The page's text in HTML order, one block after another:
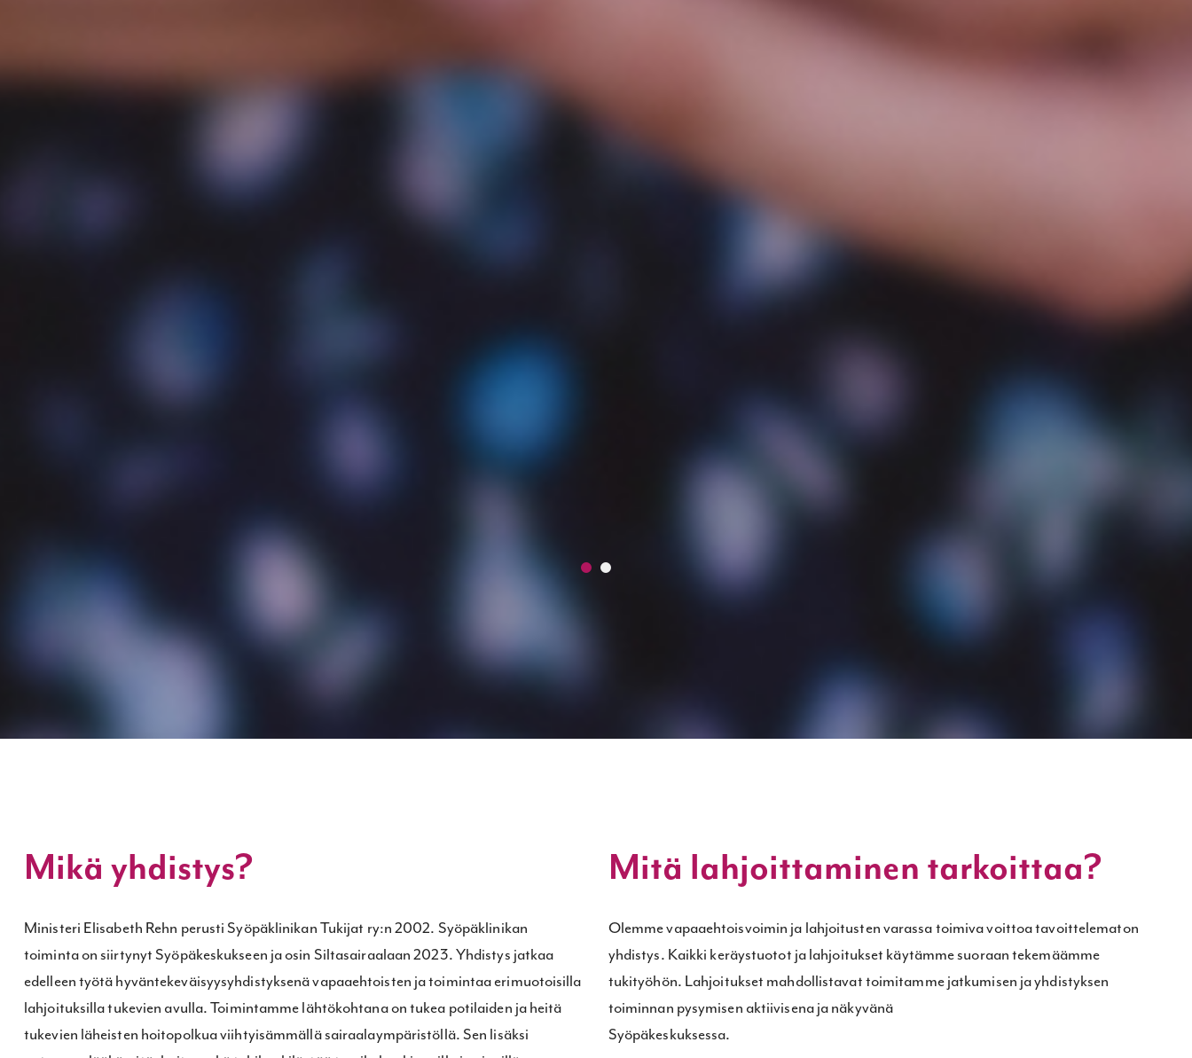
Mikä yhdistys?
Ministeri Elisabeth Rehn perusti Syöpäklinikan Tukijat ry:n 2002. Syöpäklinikan
toiminta on siirtynyt Syöpäkeskukseen ja osin Siltasairaalaan 2023. Yhdistys jatkaa
edelleen työtä hyväntekeväisyysyhdistyksenä vapaaehtoisten ja toimintaa erimuotoisilla
lahjoituksilla tukevien avulla. Toimintamme lähtökohtana on tukea potilaiden ja heitä
tukevien läheisten hoitopolkua viihtyisämmällä sairaalaympäristöllä. Sen lisäksi
Mitä lahjoittaminen tarkoittaa?
Olemme vapaaehtoisvoimin ja lahjoitusten varassa toimiva voittoa tavoittelematon
yhdistys. Kaikki keräystuotot ja lahjoitukset käytämme suoraan tekemäämme
tukityöhön. Lahjoitukset mahdollistavat toimitamme jatkumisen ja yhdistyksen
toiminnan pysymisen aktiivisena ja näkyvänä
Syöpäkeskuksessa.